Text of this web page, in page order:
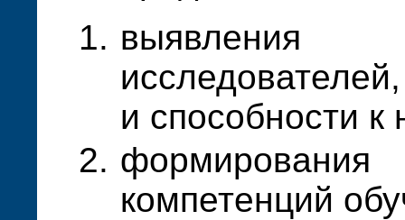
и способности к
компетенций